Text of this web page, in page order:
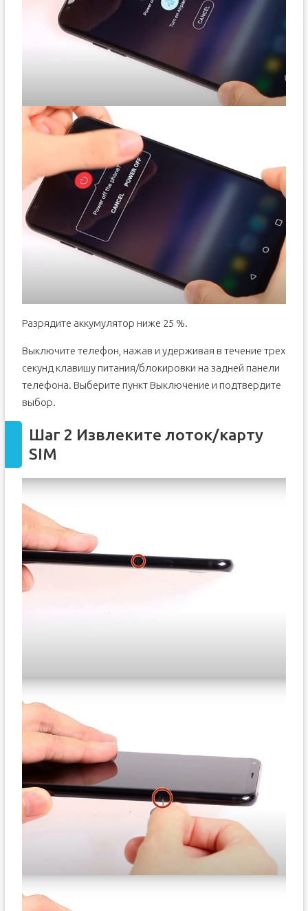
Разрядите аккумулятор ниже 25 %.
Выключите телефон, нажав и удерживая в течение трех
секунд клавишу питания/блокировки на задней панели
телефона. Выберите пункт Выключение и подтвердите
выбор.
Шаг 2 Извлеките лоток/карту
SIM